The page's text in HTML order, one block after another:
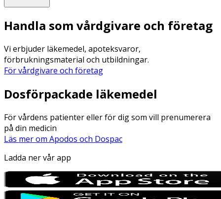
Handla som vårdgivare och företag
Vi erbjuder läkemedel, apoteksvaror,
förbrukningsmaterial och utbildningar.
För vårdgivare och företag
Dosförpackade läkemedel
För vårdens patienter eller för dig som vill prenumerera
på din medicin
Läs mer om Apodos och Dospac
Ladda ner vår app